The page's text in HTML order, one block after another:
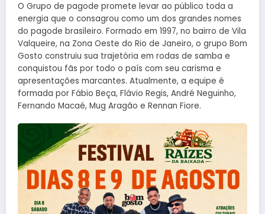
O Grupo de pagode promete levar ao público toda a
energia que o consagrou como um dos grandes nomes
do pagode brasileiro. Formado em 1997, no bairro de Vila
Valqueire, na Zona Oeste do Rio de Janeiro, o grupo Bom
Gosto construiu sua trajetória em rodas de samba e
conquistou fãs por todo o país com seu carisma e
apresentações marcantes. Atualmente, a equipe é
formada por Fábio Beça, Flávio Regis, André Neguinho,
Fernando Macaé, Mug Aragão e Rennan Fiore.